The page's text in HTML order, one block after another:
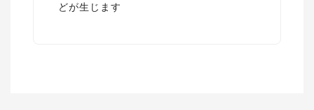
どが生じます